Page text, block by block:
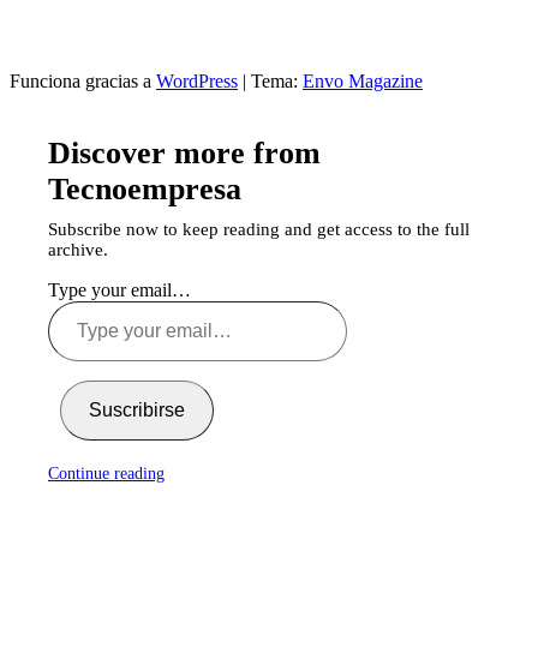
Funciona gracias a WordPress | Tema: Envo Magazine
Discover more from
Tecnoempresa
Subscribe now to keep reading and get access to the full
archive.
Type your email…
Suscribirse
Continue reading